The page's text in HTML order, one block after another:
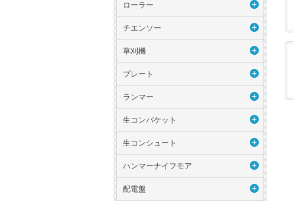
ローラー
チエンソー
草刈機
プレート
ランマー
生コンバケット
生コンシュート
ハンマーナイフモア
配電盤